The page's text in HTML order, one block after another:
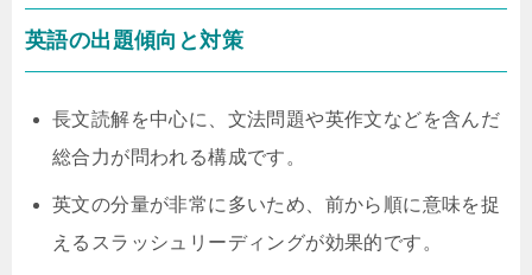
英語の出題傾向と対策
長文読解を中心に、文法問題や英作文などを含んだ
総合力が問われる構成です。
英文の分量が非常に多いため、前から順に意味を捉
えるスラッシュリーディングが効果的です。